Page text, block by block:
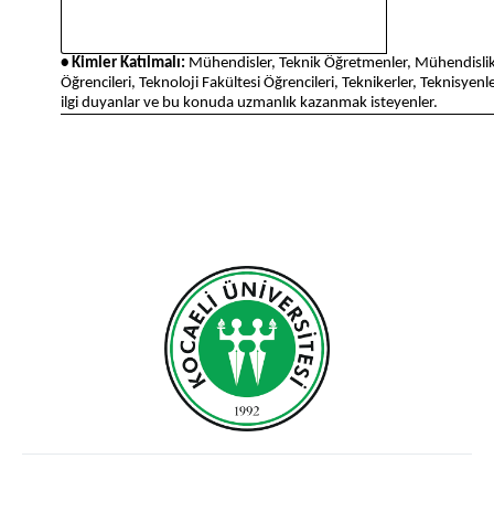
• Kimler Katılmalı: Mühendisler, Teknik Öğretmenler,
Öğrencileri, Teknoloji Fakültesi Öğrencileri, Teknikerler,
ilgi duyanlar ve bu konuda uzmanlık kazanmak isteyenler.